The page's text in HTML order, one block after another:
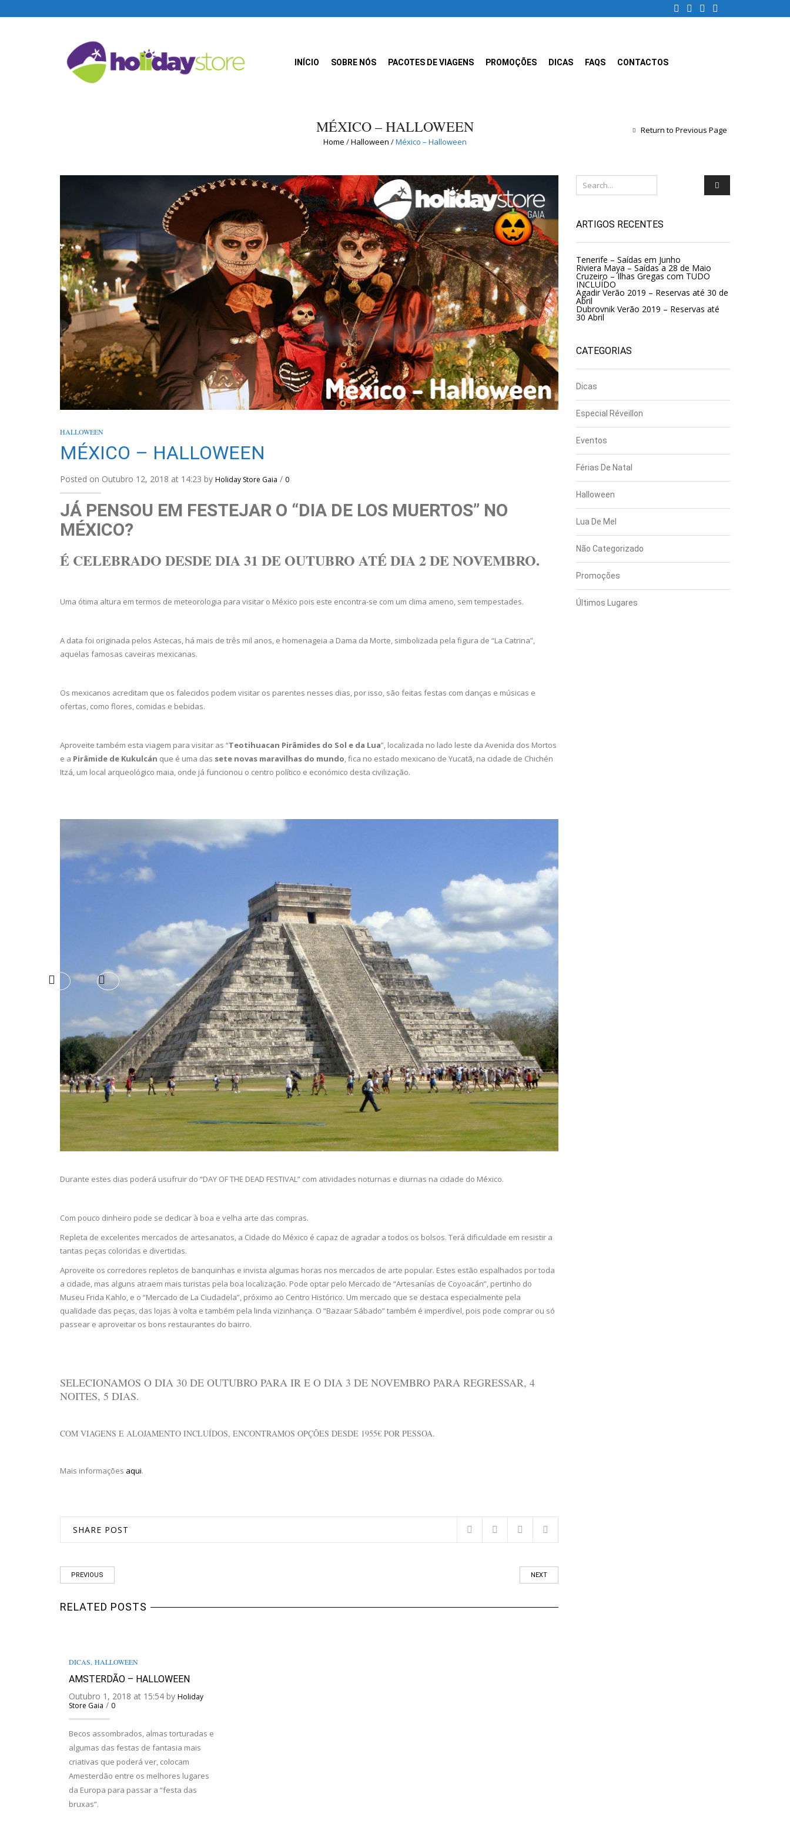
INÍCIO SOBRE NÓS PACOTES DE VIAGENS PROMOÇÕES DICAS FAQS CONTACTOS
MÉXICO – HALLOWEEN
Home /Halloween /México – Halloween
Return to Previous Page
HALLOWEEN
MÉXICO – HALLOWEEN
Posted on Outubro 12, 2018 at 14:23 by Holiday Store Gaia / 0
JÁ PENSOU EM FESTEJAR O “DIA DE LOS MUERTOS” NO
MÉXICO?
É CELEBRADO DESDE DIA 31 DE OUTUBRO ATÉ DIA 2 DE NOVEMBRO.
Uma ótima altura em termos de meteorologia para visitar o México pois este encontra-se com um clima ameno, sem tempestades.
A data foi originada pelos Astecas, há mais de três mil anos, e homenageia a Dama da Morte, simbolizada pela figura de “La Catrina”,
aquelas famosas caveiras mexicanas.
Os mexicanos acreditam que os falecidos podem visitar os parentes nesses dias, por isso, são feitas festas com danças e músicas e
ofertas, como flores, comidas e bebidas.
Aproveite também esta viagem para visitar as “Teotihuacan Pirâmides do Sol e da Lua”, localizada no lado leste da Avenida dos Mortos
e a Pirâmide de Kukulcán que é uma das sete novas maravilhas do mundo, fica no estado mexicano de Yucatã, na cidade de Chichén
Itzá, um local arqueológico maia, onde já funcionou o centro político e económico desta civilização.
Durante estes dias poderá usufruir do “DAY OF THE DEAD FESTIVAL” com atividades noturnas e diurnas na cidade do México.
Com pouco dinheiro pode se dedicar à boa e velha arte das compras.
Repleta de excelentes mercados de artesanatos, a Cidade do México é capaz de agradar a todos os bolsos. Terá dificuldade em resistir a
tantas peças coloridas e divertidas.
Aproveite os corredores repletos de banquinhas e invista algumas horas nos mercados de arte popular. Estes estão espalhados por toda
a cidade, mas alguns atraem mais turistas pela boa localização. Pode optar pelo Mercado de “Artesanías de Coyoacán”, pertinho do
Museu Frida Kahlo, e o “Mercado de La Ciudadela”, próximo ao Centro Histórico. Um mercado que se destaca especialmente pela
qualidade das peças, das lojas à volta e também pela linda vizinhança. O “Bazaar Sábado” também é imperdível, pois pode comprar ou só
passear e aproveitar os bons restaurantes do bairro.
SELECIONAMOS O DIA 30 DE OUTUBRO PARA IR E O DIA 3 DE NOVEMBRO PARA REGRESSAR, 4
NOITES, 5 DIAS.
COM VIAGENS E ALOJAMENTO INCLUÍDOS, ENCONTRAMOS OPÇÕES DESDE 1955€ POR PESSOA.
Mais informações aqui.
SHARE POST
PREVIOUS NEXT
RELATED POSTS
DICAS, HALLOWEEN
AMSTERDÃO – HALLOWEEN
Outubro 1, 2018 at 15:54 by Holiday
Store Gaia / 0
Becos assombrados, almas torturadas e
algumas das festas de fantasia mais
criativas que poderá ver, colocam
Amesterdão entre os melhores lugares
da Europa para passar a “festa das
bruxas”.
ARTIGOS RECENTES
Tenerife – Saídas em Junho
Riviera Maya – Saídas a 28 de Maio
Cruzeiro – Ilhas Gregas com TUDO
INCLUÍDO
Agadir Verão 2019 – Reservas até 30 de
Abril
Dubrovnik Verão 2019 – Reservas até
30 Abril
CATEGORIAS
Dicas
Especial Réveillon
Eventos
Férias De Natal
Halloween
Lua De Mel
Não Categorizado
Promoções
Últimos Lugares